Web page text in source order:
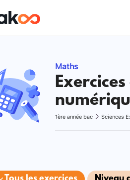
Maths
1ère année bac Sciences